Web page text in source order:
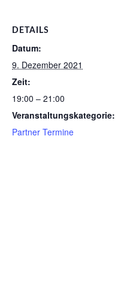
DETAILS
Datum:
9. Dezember 2021
Zeit:
19:00 – 21:00
Veranstaltungskategorie:
Partner Termine